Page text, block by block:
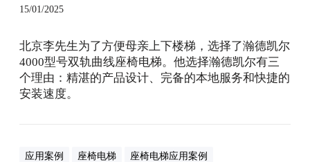
，
证
北
京
李
先
至
15/01/2025
北京李先生为了方便母亲上下楼梯，选择了瀚德凯尔
4000型号双轨曲线座椅电梯。他选择瀚德凯尔有三
个理由：精湛的产品设计、完备的本地服务和快捷的
安装速度。
应用案例 座椅电梯 座椅电梯应用案例